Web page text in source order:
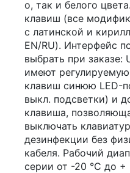
о, так и белого
клавиш (все
с латинской и
EN/RU). Интерфейс
выбрать при заказе:
имеют
клавиш синюю LED-
выкл. подсветки) и
клавиша,
выключать
дезинфекции без
кабеля. Рабочий
серии от -20 °C до +